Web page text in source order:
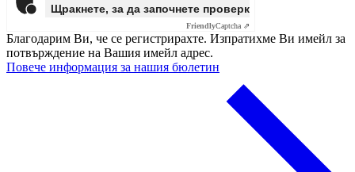
Щракнете, за да започнете проверката
FriendlyCaptcha ⇗
Благодарим Ви, че се регистрирахте. Изпратихме Ви имейл за
потвърждение на Вашия имейл адрес.
Повече информация за нашия бюлетин